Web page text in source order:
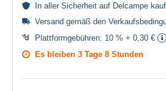
In aller Sicherheit auf Delcampe
Versand gemäß den
Plattformgebühren: 10 % + 0,30 €
Es bleiben 3 Tage 8 Stunden